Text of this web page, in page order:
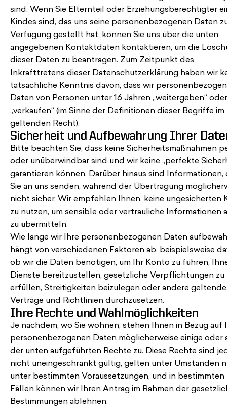
sind. Wenn Sie Elternteil oder Erziehungsberechtigter
Kindes sind, das uns seine personenbezogenen Daten
Verfügung gestellt hat, können Sie uns über die unten
angegebenen Kontaktdaten kontaktieren, um die
dieser Daten zu beantragen. Zum Zeitpunkt des
Inkrafttretens dieser Datenschutzerklärung haben wir
tatsächliche Kenntnis davon, dass wir
Daten von Personen unter 16 Jahren „weitergeben“ oder
„verkaufen“ (im Sinne der Definitionen dieser Begriffe im
geltenden Recht).
Sicherheit und Aufbewahrung Ihrer
Bitte beachten Sie, dass keine Sicherheitsmaßnahmen
oder unüberwindbar sind und wir keine „perfekte
garantieren können. Darüber hinaus sind Informationen,
Sie an uns senden, während der Übertragung
nicht sicher. Wir empfehlen Ihnen, keine ungesicherten
zu nutzen, um sensible oder vertrauliche Informationen
zu übermitteln.
Wie lange wir Ihre personenbezogenen Daten
hängt von verschiedenen Faktoren ab, beispielsweise
ob wir die Daten benötigen, um Ihr Konto zu führen,
Dienste bereitzustellen, gesetzliche Verpflichtungen zu
erfüllen, Streitigkeiten beizulegen oder andere geltende
Verträge und Richtlinien durchzusetzen.
Ihre Rechte und Wahlmöglichkeiten
Je nachdem, wo Sie wohnen, stehen Ihnen in Bezug auf
personenbezogenen Daten möglicherweise einige oder
der unten aufgeführten Rechte zu. Diese Rechte sind
nicht uneingeschränkt gültig, gelten unter Umständen
unter bestimmten Voraussetzungen, und in bestimmten
Fällen können wir Ihren Antrag im Rahmen der
Bestimmungen ablehnen.